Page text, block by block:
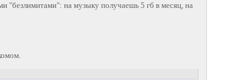
"безлимитами": на музыку получаешь 5 гб в месяц, на